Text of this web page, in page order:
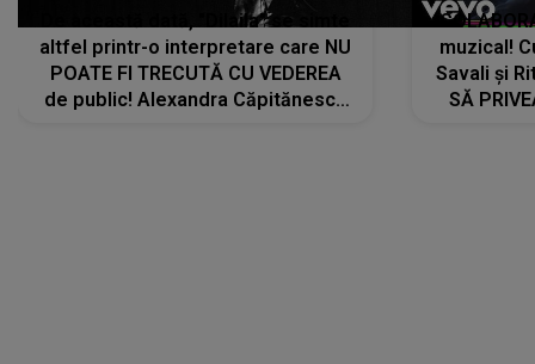
De această dată, "Dilaila" se simte
altfel printr-o interpretare care NU
POATE FI TRECUTĂ CU VEDEREA
de public! Alexandra Căpitănescu
muzical!
Savali și
SĂ